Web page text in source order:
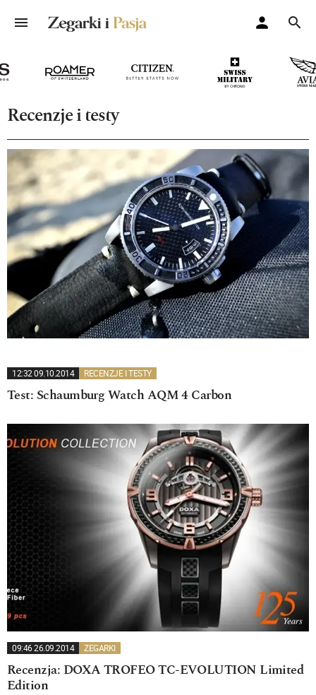
Recenzje i testy
12:32 09.10.2014 RECENZJE I TESTY
Test: Schaumburg Watch AQM 4 Carbon
09:46 26.09.2014 ZEGARKI
Recenzja: DOXA TROFEO TC-EVOLUTION Limited
Edition